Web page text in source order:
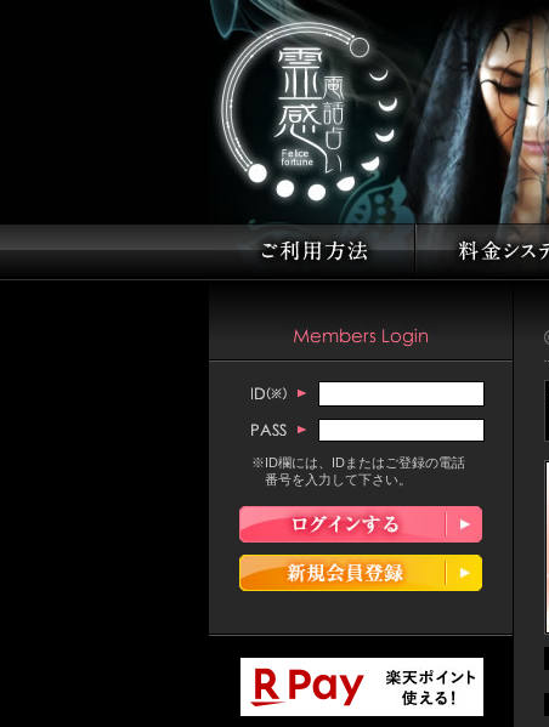
※ID欄には、IDまたはご登録の電話
番号を入力して下さい。